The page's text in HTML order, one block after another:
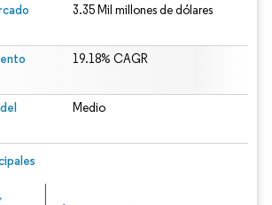
3.35 Mil millones de dólares
19.18% CAGR
Medio
El uso requiere atribución según CC BY 4.0.